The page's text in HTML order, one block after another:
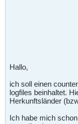
Hallo,
ich soll einen
logfiles beinhaltet.
Herkunftsländer
Ich habe mich